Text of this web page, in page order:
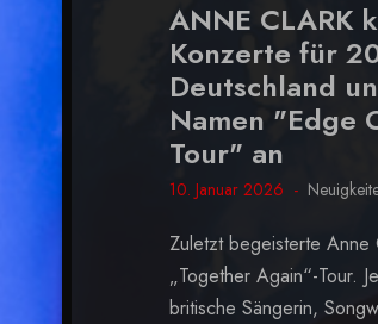
ANNE CLARK
Konzerte für
Deutschland
Namen "Edge
Tour" an
10. Januar 2026
Zuletzt begeisterte
„Together Again“-Tour.
britische Sängerin,